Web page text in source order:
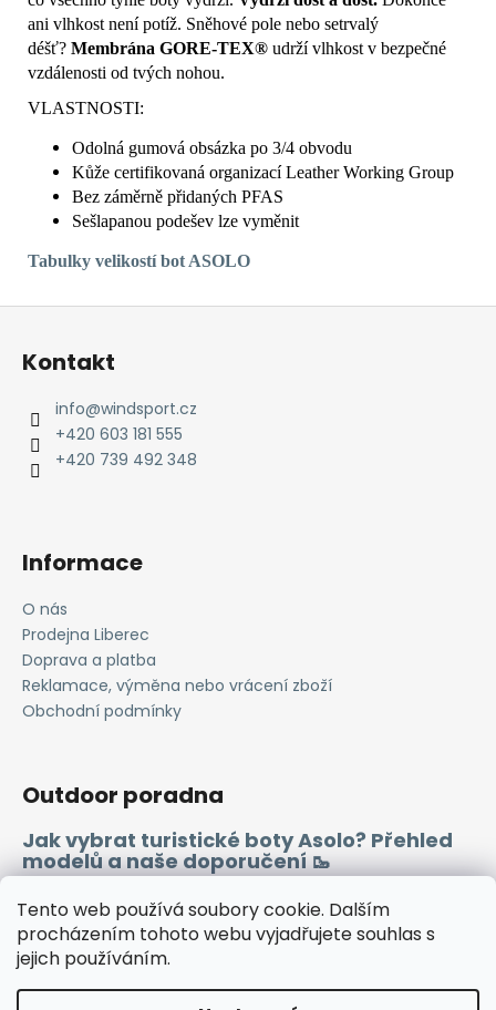
Tento web používá soubory cookie. Dalším
procházením tohoto webu vyjadřujete souhlas s
jejich používáním.
ani vlhkost není potíž. Sněhové pole nebo setrvalý
déšť? Membrána GORE-TEX® udrží vlhkost v bezpečné
vzdálenosti od tvých nohou.
VLASTNOSTI:
Odolná gumová obsázka po 3/4 obvodu
Kůže certifikovaná organizací Leather Working Group
Bez záměrně přidaných PFAS
Sešlapanou podešev lze vyměnit
Tabulky velikostí bot ASOLO
Z
Kontakt
info@windsport.cz
+420 603 181 555
+420 739 492 348
Informace
O nás
Prodejna Liberec
Doprava a platba
Reklamace, výměna nebo vrácení zboží
Obchodní podmínky
Outdoor poradna
Jak vybrat turistické boty Asolo? Přehled
modelů a naše doporučení 🥾